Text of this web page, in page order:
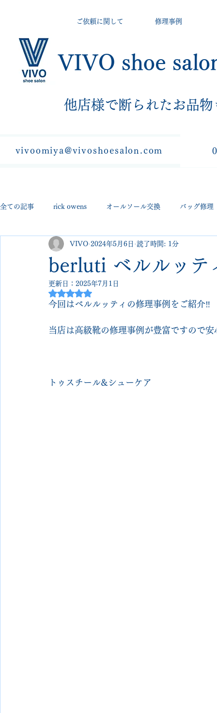
VIVO shoe
他店様で断られたお品物
ご依頼に関して 修理事例
vivoomiya@vivoshoesalon.com
全ての記事 rick owens オールソール交換 バッグ修理
george cleverley Christian louboutin allen edmonds
new balance jimmy choo
berluti ベルルッ
VIVO 2024年5月6日 読了時間: 1分
更新日： 2025年7月1日
5つ星のうちNaNと評価されています。
今回はベルルッティの修理事例をご紹介‼︎
当店は高級靴の修理事例が豊富ですので
トゥスチール&シューケア